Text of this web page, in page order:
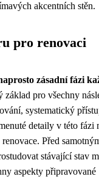
akcentních stěn.
pro renovaci
zásadní fázi
základ pro všechny
systematický
detaily v této fázi
Před
stávající stav
aspekty připravované